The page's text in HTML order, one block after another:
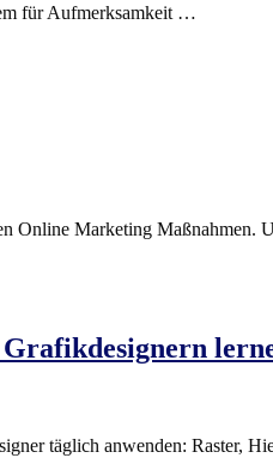
für Aufmerksamkeit …
Online Marketing Maßnahmen.
täglich anwenden: Raster,